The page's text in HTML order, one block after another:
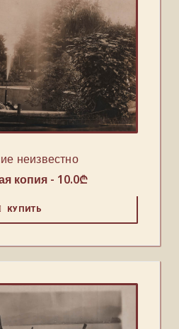
неизвестно
копия - 10.0₾
КУПИТЬ